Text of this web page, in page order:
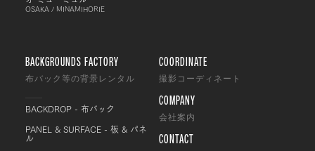
OSAKA / MINAMIHORIE
BACKGROUNDS FACTORY
布バック等の背景レンタル
BACKDROP - 布バック
PANEL & SURFACE - 板 & パネ
ル
COORDINATE
撮影コーディネート
COMPANY
会社案内
CONTACT